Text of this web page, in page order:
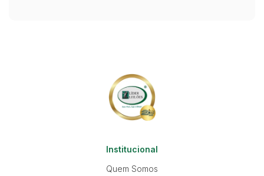
Institucional
Quem Somos